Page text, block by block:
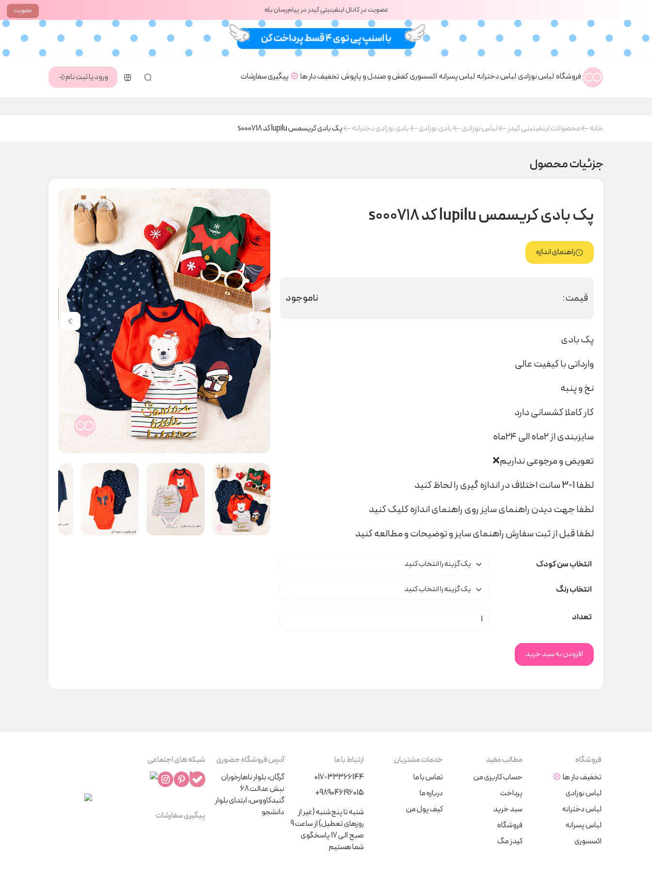
عضویت عضویت در کانال اینفینیتی کیدز در پیام‌رسان بله
فروشگاه لباس نوزادی لباس دخترانه لباس پسرانه اکسسوریکفش و صندل و پاپوش تخفیف دار ها پیگیری سفارشات ورود یا ثبت نام
خانه محصولات اینفینیتی کیدز لباس نوزادی بادی نوزادی بادی نوزادی دخترانه پک بادی کریسمس lupilu کد s000718
جزئیات محصول
پک بادی کریسمس lupilu کد s000718
راهنمای اندازه
قیمت: ناموجود
پک بادی
وارداتی با کیفیت عالی
نخ و پنبه
کار کاملا کشسانی دارد
سایزبندی از ۲ماه الی ۲۴ماه
تعویض و مرجوعی نداریم❌
لطفا 1-3 سانت اختلاف در اندازه گیری را لحاظ کنید
لطفا جهت دیدن راهنمای سایز روی راهنمای اندازه کلیک کنید
لطفا قبل از ثبت سفارش راهنمای سایز و توضیحات و مطالعه کنید
انتخاب سن کودک
انتخاب رنگ
تعداد پک بادی کریسمس lupilu کد s000718 عدد
افزودن به سبد خرید
فروشگاه
تخفیف دار ها
لباس نوزادی
لباس دخترانه
لباس پسرانه
اکسسوری
مطالب مفید
حساب کاربری من
پرداخت
سبد خرید
فروشگاه
کیدز مگ
خدمات مشتریان
تماس با ما
درباره ما
کیف پول من
ارتباط با ما
017-33366144
+989046196015
شنبه تا پنج‌شنبه (غیر از
روزهای تعطیل) از ساعت 9
صبح الی 17 پاسخگوی
شما هستیم
آدرس فروشگاه حضوری
گرگان، بلوار ناهارخوران
نبش عدالت 68
گنبدکاووس، ابتدای بلوار
دانشجو
شبکه های اجتماعی
پیگیری سفارشات